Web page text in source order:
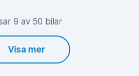
9 av 50 bilar
Visa mer